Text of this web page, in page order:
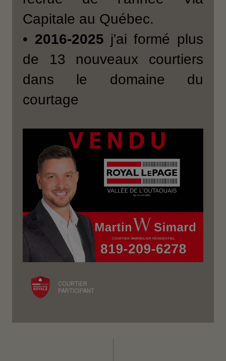
Capitale au Québec.
• 2016-2025 j'ai formé plus
de 13 nouveaux courtiers
dans le domaine du
courtage
COURTIER
PARTICIPANT